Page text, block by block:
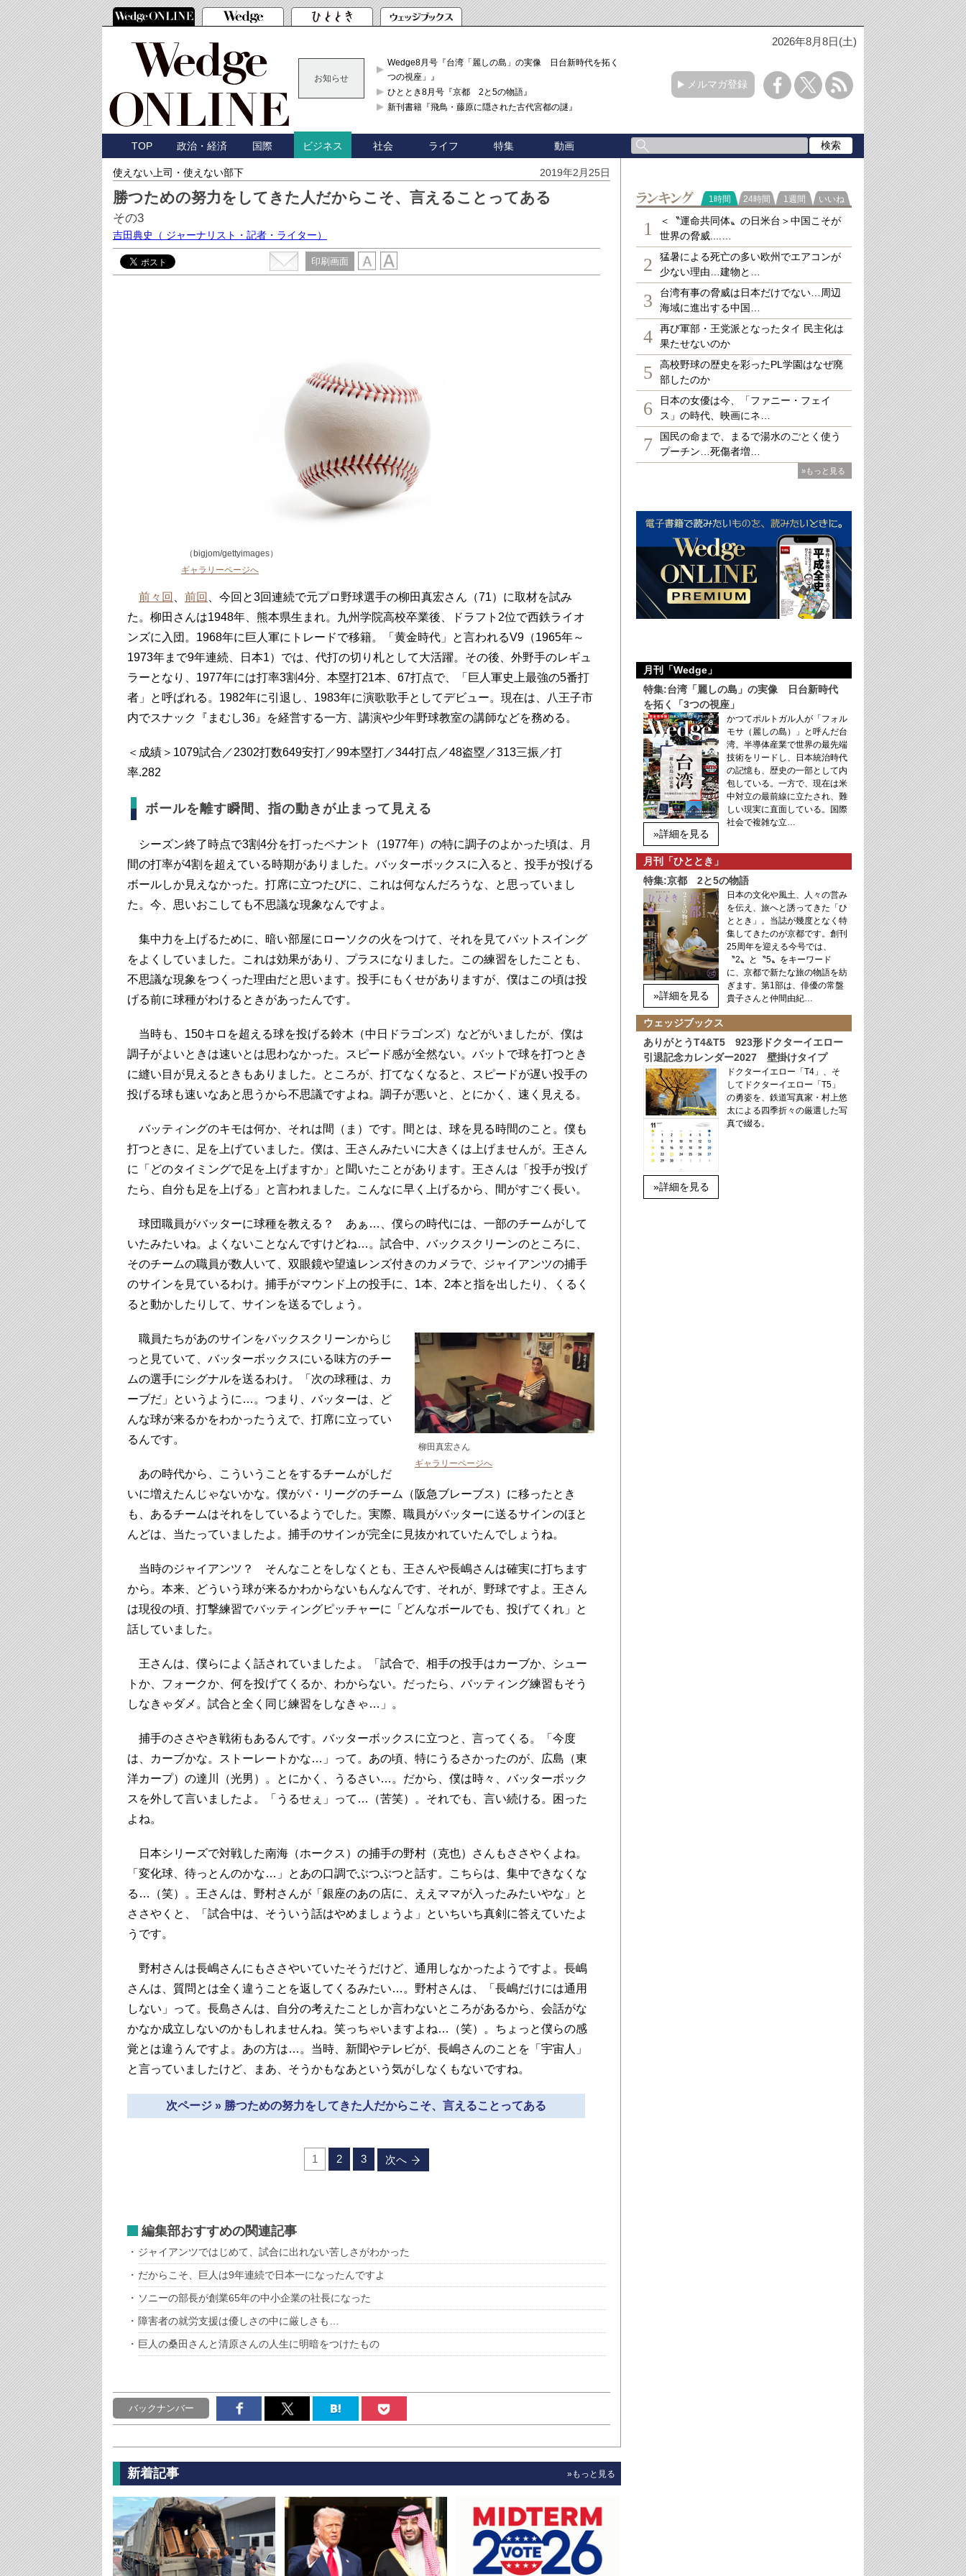
2026年8月8日(土)
お知らせ
Wedge8月号『台湾「麗しの島」の実像 日台新時代を拓く「3
つの視座」』
ひととき8月号『京都 2と5の物語』
新刊書籍『飛鳥・藤原に隠された古代宮都の謎』
メルマガ登録
TOP 政治・経済 国際 ビジネス 社会 ライフ 特集 動画
使えない上司・使えない部下 2019年2月25日
勝つための努力をしてきた人だからこそ、言えることってある
その3
吉田典史 （ ジャーナリスト・記者・ライター）
印刷画面
（bigjom/gettyimages）
ギャラリーページへ
前々回 前回
、今回と3回連続で元プロ野球選手の柳田真宏さん（71）に取材を試み
た。柳田さんは1948年、熊本県生まれ。九州学院高校卒業後、ドラフト2位で西鉄ライオ
ンズに入団。1968年に巨人軍にトレードで移籍。「黄金時代」と言われるV9（1965年～
1973年まで9年連続、日本1）では、代打の切り札として大活躍。その後、外野手のレギュ
ラーとなり、1977年には打率3割4分、本塁打21本、67打点で、「巨人軍史上最強の5番打
者」と呼ばれる。1982年に引退し、1983年に演歌歌手としてデビュー。現在は、八王子市
内でスナック『まむし36』を経営する一方、講演や少年野球教室の講師などを務める。
＜成績＞1079試合／2302打数649安打／99本塁打／344打点／48盗塁／313三振／打
率.282
ボールを離す瞬間、指の動きが止まって見える
シーズン終了時点で3割4分を打ったペナント（1977年）の特に調子のよかった頃は、月
間の打率が4割を超えている時期がありました。バッターボックスに入ると、投手が投げる
ボールしか見えなかった。打席に立つたびに、これは何なんだろうな、と思っていまし
た。今、思いおこしても不思議な現象なんですよ。
集中力を上げるために、暗い部屋にローソクの火をつけて、それを見てバットスイング
をよくしていました。これは効果があり、プラスになりました。この練習をしたことも、
不思議な現象をつくった理由だと思います。投手にもくせがありますが、僕はこの頃は投
げる前に球種がわけるときがあったんです。
当時も、150キロを超える球を投げる鈴木（中日ドラゴンズ）などがいましたが、僕は
調子がよいときは速いとは思わなかった。スピード感が全然ない。バットで球を打つとき
に縫い目が見えるときもありました。ところが、打てなくなると、スピードが遅い投手の
投げる球も速いなあと思うから不思議ですよね。調子が悪いと、とにかく、速く見える。
バッティングのキモは何か、それは間（ま）です。間とは、球を見る時間のこと。僕も
打つときに、足を上げていました。僕は、王さんみたいに大きくは上げませんが。王さん
に「どのタイミングで足を上げますか」と聞いたことがあります。王さんは「投手が投げ
たら、自分も足を上げる」と言われました。こんなに早く上げるから、間がすごく長い。
球団職員がバッターに球種を教える？ あぁ…、僕らの時代には、一部のチームがして
いたみたいね。よくないことなんですけどね…。試合中、バックスクリーンのところに、
そのチームの職員が数人いて、双眼鏡や望遠レンズ付きのカメラで、ジャイアンツの捕手
のサインを見ているわけ。捕手がマウンド上の投手に、1本、2本と指を出したり、くるく
ると動かしたりして、サインを送るでしょう。
柳田真宏さん
ギャラリーページへ
職員たちがあのサインをバックスクリーンからじ
っと見ていて、バッターボックスにいる味方のチー
ムの選手にシグナルを送るわけ。「次の球種は、カ
ーブだ」というように…。つまり、バッターは、ど
んな球が来るかをわかったうえで、打席に立ってい
るんです。
あの時代から、こういうことをするチームがしだ
いに増えたんじゃないかな。僕がパ・リーグのチーム（阪急ブレーブス）に移ったとき
も、あるチームはそれをしているようでした。実際、職員がバッターに送るサインのほと
んどは、当たっていましたよ。捕手のサインが完全に見抜かれていたんでしょうね。
当時のジャイアンツ？ そんなことをしなくとも、王さんや長嶋さんは確実に打ちます
から。本来、どういう球が来るかわからないもんなんです、それが、野球ですよ。王さん
は現役の頃、打撃練習でバッティングピッチャーに「どんなボールでも、投げてくれ」と
話していました。
王さんは、僕らによく話されていましたよ。「試合で、相手の投手はカーブか、シュー
トか、フォークか、何を投げてくるか、わからない。だったら、バッティング練習もそう
しなきゃダメ。試合と全く同じ練習をしなきゃ…」。
捕手のささやき戦術もあるんです。バッターボックスに立つと、言ってくる。「今度
は、カーブかな。ストーレートかな…」って。あの頃、特にうるさかったのが、広島（東
洋カープ）の達川（光男）。とにかく、うるさい…。だから、僕は時々、バッターボック
スを外して言いましたよ。「うるせぇ」って…（苦笑）。それでも、言い続ける。困った
よね。
日本シリーズで対戦した南海（ホークス）の捕手の野村（克也）さんもささやくよね。
「変化球、待っとんのかな…」とあの口調でぶつぶつと話す。こちらは、集中できなくな
る…（笑）。王さんは、野村さんが「銀座のあの店に、ええママが入ったみたいやな」と
ささやくと、「試合中は、そういう話はやめましょうよ」といちいち真剣に答えていたよ
うです。
野村さんは長嶋さんにもささやいていたそうだけど、通用しなかったようですよ。長嶋
さんは、質問とは全く違うことを返してくるみたい…。野村さんは、「長嶋だけには通用
しない」って。長島さんは、自分の考えたことしか言わないところがあるから、会話がな
かなか成立しないのかもしれませんね。笑っちゃいますよね…（笑）。ちょっと僕らの感
覚とは違うんですよ。あの方は…。当時、新聞やテレビが、長嶋さんのことを「宇宙人」
と言っていましたけど、まあ、そうかもなあという気がしなくもないですね。
次ページ » 勝つための努力をしてきた人だからこそ、言えることってある
1 2 3 次へ
編集部おすすめの関連記事
ジャイアンツではじめて、試合に出れない苦しさがわかった
だからこそ、巨人は9年連続で日本一になったんですよ
ソニーの部長が創業65年の中小企業の社長になった
障害者の就労支援は優しさの中に厳しさも…
巨人の桑田さんと清原さんの人生に明暗をつけたもの
バックナンバー
新着記事 »もっと見る
ランキング
1時間 24時間 1週間 いいね
1
＜〝運命共同体〟の日米台＞中国こそが
世界の脅威....…
2
猛暑による死亡の多い欧州でエアコンが
少ない理由…建物と…
3
台湾有事の脅威は日本だけでない…周辺
海域に進出する中国…
4
再び軍部・王党派となったタイ 民主化は
果たせないのか
5
高校野球の歴史を彩ったPL学園はなぜ廃
部したのか
6
日本の女優は今、「ファニー・フェイ
ス」の時代、映画にネ…
7
国民の命まで、まるで湯水のごとく使う
プーチン…死傷者増…
»もっと見る
月刊「Wedge」
特集:台湾「麗しの島」の実像 日台新時代
を拓く「3つの視座」
»詳細を見る
かつてポルトガル人が「フォル
モサ（麗しの島）」と呼んだ台
湾。半導体産業で世界の最先端
技術をリードし、日本統治時代
の記憶も、歴史の一部として内
包している。一方で、現在は米
中対立の最前線に立たされ、難
しい現実に直面している。国際
社会で複雑な立…
月刊「ひととき」
特集:京都 2と5の物語
»詳細を見る
日本の文化や風土、人々の営み
を伝え、旅へと誘ってきた「ひ
ととき」。当誌が幾度となく特
集してきたのが京都です。創刊
25周年を迎える今号では、
〝2〟と〝5〟をキーワード
に、京都で新たな旅の物語を紡
ぎます。第1部は、俳優の常盤
貴子さんと仲間由紀…
ウェッジブックス
ありがとうT4&T5 923形ドクターイエロー
引退記念カレンダー2027 壁掛けタイプ
»詳細を見る
ドクターイエロー「T4」、そ
してドクターイエロー「T5」
の勇姿を、鉄道写真家・村上悠
太による四季折々の厳選した写
真で綴る。